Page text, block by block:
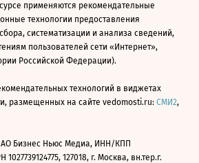
применяются рекомендательные
технологии предоставления
систематизации и анализа сведений,
пользователей сети «Интернет»,
Российской Федерации).
технологий в виджетах
размещенных на сайте vedomosti.ru: СМИ2,
Бизнес Ньюс Медиа, ИНН/КПП
1027739124775, 127018, г. Москва, вн.тер.г.